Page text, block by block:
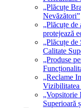
„Plăcuțe
Nevăzători”
„Plăcuțe
protejează
„Plăcuțe
Calitate
„Produse
„Reclame
„Vopsitorie
Superioară